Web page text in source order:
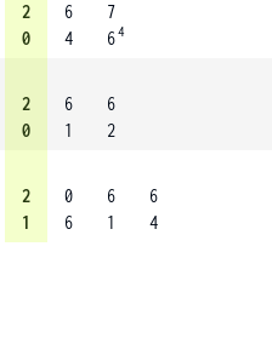
2
0
6
4
7
64
2
0
6
1
6
2
2
1
0
6
6
1
6
4